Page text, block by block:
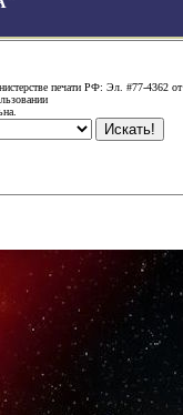
печати РФ: Эл. #77-4362 от